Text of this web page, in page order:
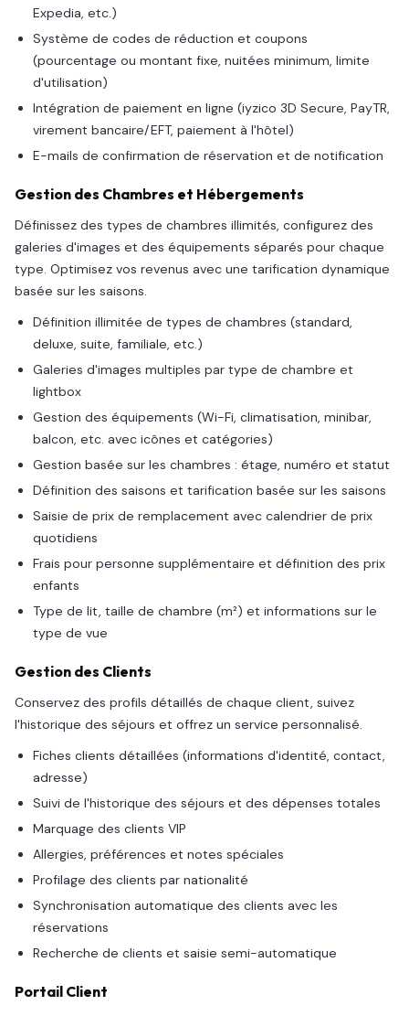
Expedia, etc.)
Système de codes de réduction et coupons
(pourcentage ou montant fixe, nuitées minimum, limite
d'utilisation)
Intégration de paiement en ligne (iyzico 3D Secure, PayTR,
virement bancaire/EFT, paiement à l'hôtel)
E-mails de confirmation de réservation et de notification
Gestion des Chambres et Hébergements
Définissez des types de chambres illimités, configurez des
galeries d'images et des équipements séparés pour chaque
type. Optimisez vos revenus avec une tarification dynamique
basée sur les saisons.
Définition illimitée de types de chambres (standard,
deluxe, suite, familiale, etc.)
Galeries d'images multiples par type de chambre et
lightbox
Gestion des équipements (Wi-Fi, climatisation, minibar,
balcon, etc. avec icônes et catégories)
Gestion basée sur les chambres : étage, numéro et statut
Définition des saisons et tarification basée sur les saisons
Saisie de prix de remplacement avec calendrier de prix
quotidiens
Frais pour personne supplémentaire et définition des prix
enfants
Type de lit, taille de chambre (m²) et informations sur le
type de vue
Gestion des Clients
Conservez des profils détaillés de chaque client, suivez
l'historique des séjours et offrez un service personnalisé.
Fiches clients détaillées (informations d'identité, contact,
adresse)
Suivi de l'historique des séjours et des dépenses totales
Marquage des clients VIP
Allergies, préférences et notes spéciales
Profilage des clients par nationalité
Synchronisation automatique des clients avec les
réservations
Recherche de clients et saisie semi-automatique
Portail Client